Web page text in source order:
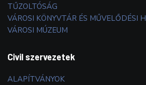
TŰZOLTÓSÁG
VÁROSI KÖNYVTÁR ÉS MŰVELŐDÉSI
VÁROSI MÚZEUM
Civil szervezetek
ALAPÍTVÁNYOK